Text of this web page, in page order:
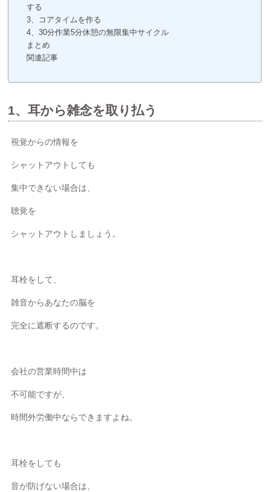
する
3、コアタイムを作る
4、30分作業5分休憩の無限集中サイクル
まとめ
関連記事
1、耳から雑念を取り払う
視覚からの情報を
シャットアウトしても
集中できない場合は、
聴覚を
シャットアウトしましょう。
耳栓をして、
雑音からあなたの脳を
完全に遮断するのです。
会社の営業時間中は
不可能ですが、
時間外労働中ならできますよね。
耳栓をしても
音が防げない場合は、